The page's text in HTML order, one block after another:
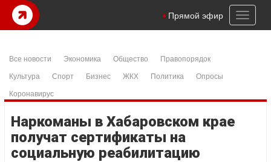
Toggle
Прямой эфир
Все новости Экономика Общество
Правопорядок
Культура
Спорт Бизнес ЖКХ Политика
Опросы
Коронавирус
Наркоманы в Хабаровском крае
получат сертификаты на
социальную реабилитацию